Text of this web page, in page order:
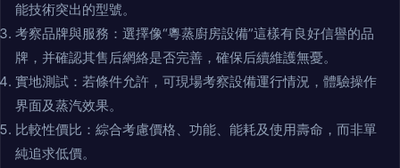
能技術突出的型號。
考察品牌與服務：選擇像“粵蒸廚房設備”這樣有良好信譽的品
牌，并確認其售后網絡是否完善，確保后續維護無憂。
實地測試：若條件允許，可現場考察設備運行情況，體驗操作
界面及蒸汽效果。
比較性價比：綜合考慮價格、功能、能耗及使用壽命，而非單
純追求低價。